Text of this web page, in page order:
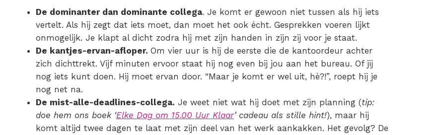
De dominanter dan dominante collega. Je komt er gewoon niet tussen als hij iets
vertelt. Als hij zegt dat iets moet, dan moet het ook écht. Gesprekken voeren lijkt
onmogelijk. Je klapt al dicht zodra hij met zijn handen in zijn zij voor je staat.
De kantjes-ervan-afloper. Om vier uur is hij de eerste die de kantoordeur achter
zich dichttrekt. Vijf minuten ervoor staat hij nog even bij jou aan het bureau. Of jij
nog iets kunt doen. Hij moet ervan door. “Maar je komt er wel uit, hè?!”, roept hij je
nog net na.
De mist-alle-deadlines-collega. Je weet niet wat hij doet met zijn planning (tip:
doe hem ons boek ‘Elke Dag om 15.00 Uur Klaar’ cadeau als stille hint!), maar hij
komt altijd twee dagen te laat met zijn deel van het werk aankakken. Het gevolg? De